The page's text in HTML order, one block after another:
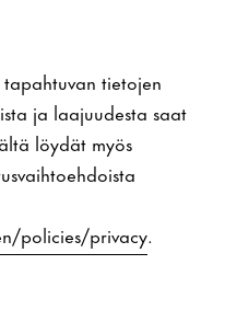
tapahtuvan tietojen
ja laajuudesta saat
löydät myös
policies/privacy.